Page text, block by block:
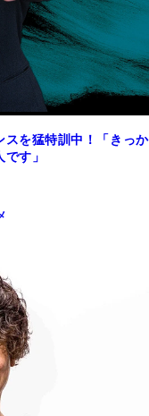
スを猛特訓中！「きっか
す」